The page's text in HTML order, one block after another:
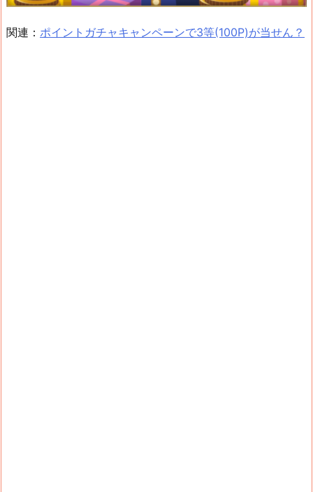
関連： ポイントガチャキャンペーンで3等(100P)が当せん？